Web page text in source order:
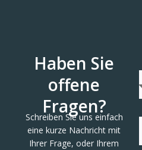
Haben Sie
offene
Fragen?
Schreiben Sie uns einfach
eine kurze Nachricht mit
Ihrer Frage, oder Ihrem